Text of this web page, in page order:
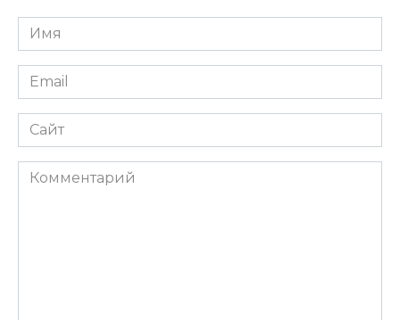
Имя
*
Email
*
Сайт
Комментарий